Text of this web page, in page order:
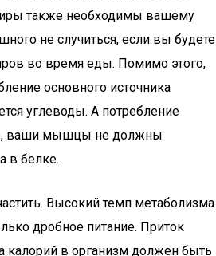
также необходимы вашему
не случиться, если вы будете
во время еды. Помимо этого,
основного источника
углеводы. А потребление
ваши мышцы не должны
в белке.
Высокий темп метаболизма
дробное питание. Приток
калорий в организм должен быть